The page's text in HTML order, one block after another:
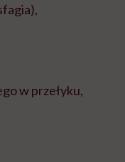
w przełyku,